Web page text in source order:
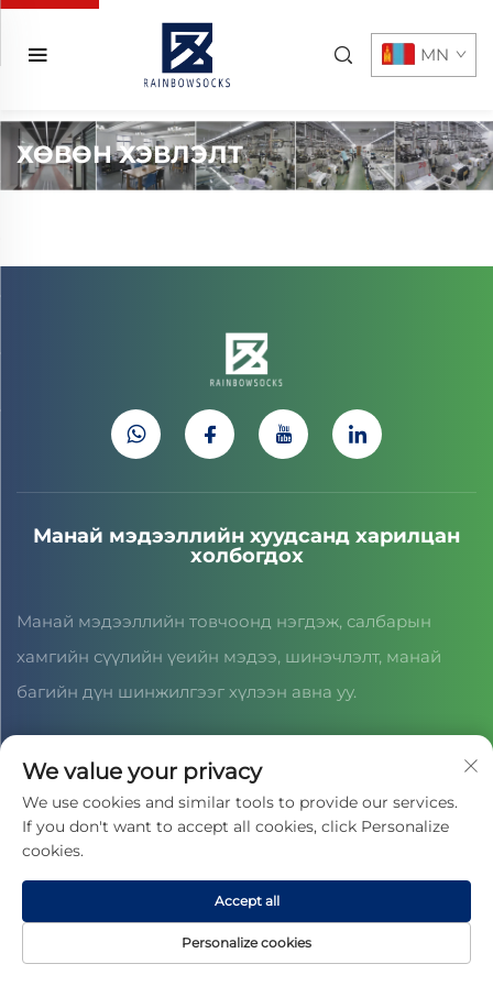
MN
ХӨВӨН ХЭВЛЭЛТ
Манай мэдээллийн хуудсанд харилцан
холбогдох
Манай мэдээллийн товчоонд нэгдэж, салбарын
хамгийн сүүлийн үеийн мэдээ, шинэчлэлт, манай
багийн дүн шинжилгээг хүлээн авна уу.
Бүх эрх ЦЗЯСИНГ ЦАЙХОНГ СПОРТ СОЁЛ КОМПАНИ ТХК-ныхаа
бодлого
We value your privacy
We use cookies and similar tools to provide our services.
If you don't want to accept all cookies, click Personalize
cookies.
Personalize cookies
Accept all